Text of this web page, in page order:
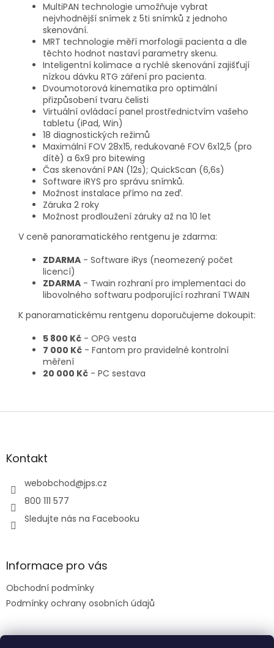
MultiPAN technologie umožňuje vybrat
nejvhodnější snímek z 5ti snímků z jednoho
skenování.
MRT technologie měří morfologii pacienta a dle
těchto hodnot nastaví parametry skenu.
Inteligentní kolimace a rychlé skenování zajišťují
nízkou dávku RTG záření pro pacienta.
Dvoumotorová kinematika pro optimální
přizpůsobení tvaru čelisti
Virtuální ovládací panel prostřednictvím vašeho
tabletu (iPad, Win)
18 diagnostických režimů
Maximální FOV 28x15, redukované FOV 6x12,5 (pro
dítě) a 6x9 pro bitewing
Čas skenování PAN (12s); QuickScan (6,6s)
Software iRYS pro správu snímků.
Možnost instalace přímo na zeď.
Záruka 2 roky
Možnost prodloužení záruky až na 10 let
V ceně panoramatického rentgenu je zdarma:
ZDARMA - Software iRys (neomezený počet
licencí)
ZDARMA - Twain rozhraní pro implementaci do
libovolného softwaru podporující rozhraní TWAIN
K panoramatickému rentgenu doporučujeme dokoupit:
5 800 Kč - OPG vesta
7 000 Kč - Fantom pro pravidelné kontrolní
měření
20 000 Kč - PC sestava
Z
aKontakt
webobchod@jps.cz
800 111 577
Sledujte nás na Facebooku
Informace pro vás
Obchodní podmínky
Podmínky ochrany osobních údajů